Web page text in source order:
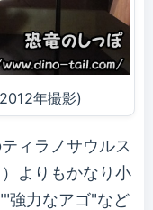
年撮影)
ィラノサウルス
よりもかなり小
強力なアゴ"など